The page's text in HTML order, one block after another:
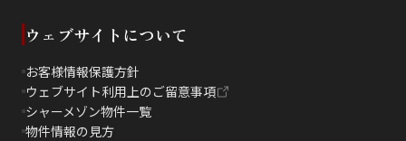
ウェブサイトについて
お客様情報保護方針
ウェブサイト利用上のご留意事項
シャーメゾン物件一覧
物件情報の見方